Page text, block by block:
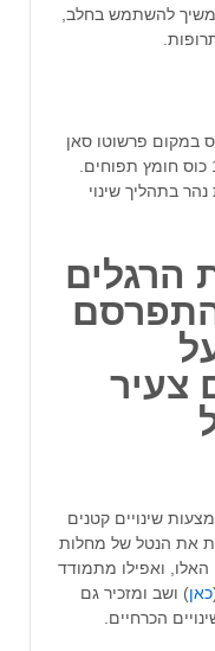
להשתמש בחלב,
במקום פרשוטו סאן
דניאל או ההרינג בשמנת עם מיונז ו1/2 כוס חומץ תפוחים.
יוני 2022, על שפת נהר בתהליך שינוי
הרגלים
צעיר
שינויים קטנים
את הנטל של מחלות
האלו, ואפילו מתמודד
כאן) ושב ומזכיר גם
הכרחיים.